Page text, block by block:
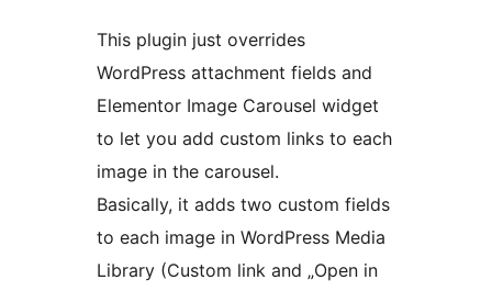
This plugin just overrides
WordPress attachment fields and
Elementor Image Carousel widget
to let you add custom links to each
image in the carousel.
Basically, it adds two custom fields
to each image in WordPress Media
Library (Custom link and „Open in